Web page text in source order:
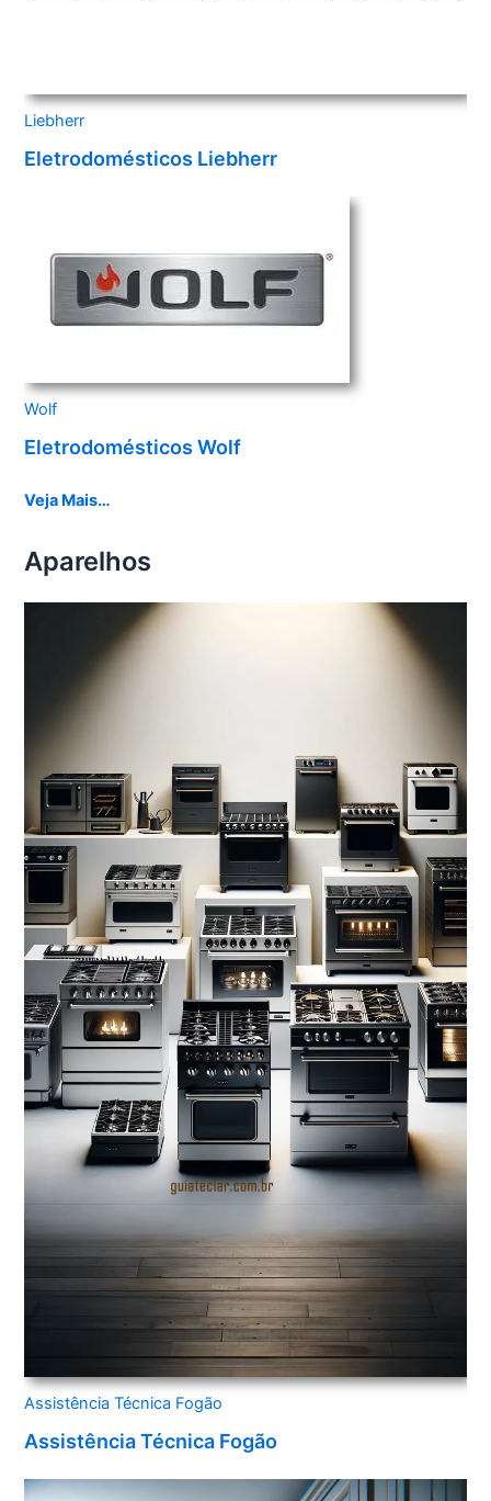
Liebherr
Eletrodomésticos Liebherr
Wolf
Eletrodomésticos Wolf
Veja Mais…
Aparelhos
Assistência Técnica Fogão
Assistência Técnica Fogão